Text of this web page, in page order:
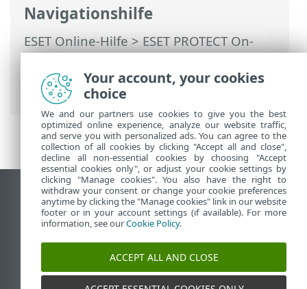
Navigationshilfe
ESET Online-Hilfe>ESET PROTECT On-
Prem>Verwendung von ESET PROTECT
On-Prem
>ESET PROTECT On-Prem
Hauptmenü>Tasks
Desktop-Site anzeigen
End of Life
ESET Knowledgebase
ESET Status Portal
Regionaler Support
Your account, your cookies
choice
We and our partners use cookies to give you the best
optimized online experience, analyze our website traffic,
and serve you with personalized ads. You can agree to the
collection of all cookies by clicking "Accept all and close",
decline all non-essential cookies by choosing "Accept
essential cookies only", or adjust your cookie settings by
clicking "Manage cookies". You also have the right to
withdraw your consent or change your cookie preferences
anytime by clicking the "Manage cookies" link in our website
footer or in your account settings (if available). For more
information, see ourCookie Policy.
ACCEPT ALL AND CLOSE